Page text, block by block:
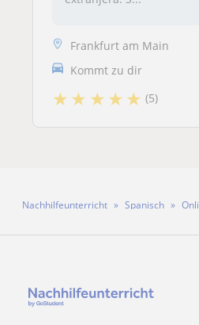
Frankfurt am Main
Kommt zu dir
★★ ★★★ (5)
Nachhilfeunterricht Spanisch